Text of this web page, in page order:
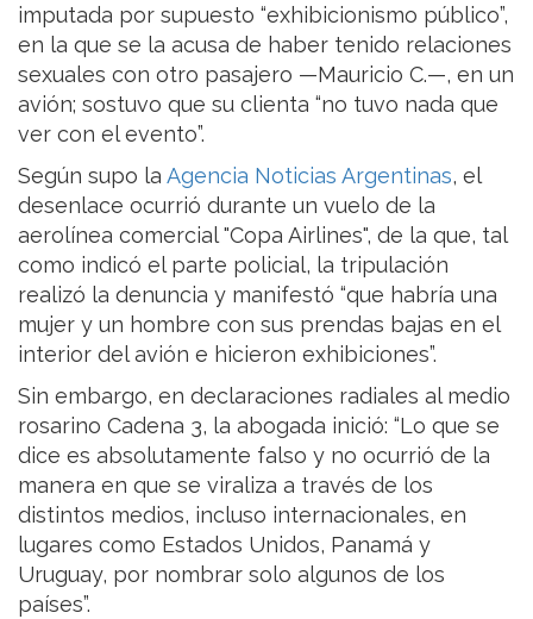
imputada por supuesto “exhibicionismo público”,
en la que se la acusa de haber tenido relaciones
sexuales con otro pasajero —Mauricio C.—, en un
avión; sostuvo que su clienta “no tuvo nada que
ver con el evento”.
Según supo la Agencia Noticias Argentinas, el
desenlace ocurrió durante un vuelo de la
aerolínea comercial "Copa Airlines", de la que, tal
como indicó el parte policial, la tripulación
realizó la denuncia y manifestó “que habría una
mujer y un hombre con sus prendas bajas en el
interior del avión e hicieron exhibiciones”.
Sin embargo, en declaraciones radiales al medio
rosarino Cadena 3, la abogada inició: “Lo que se
dice es absolutamente falso y no ocurrió de la
manera en que se viraliza a través de los
distintos medios, incluso internacionales, en
lugares como Estados Unidos, Panamá y
Uruguay, por nombrar solo algunos de los
países”.